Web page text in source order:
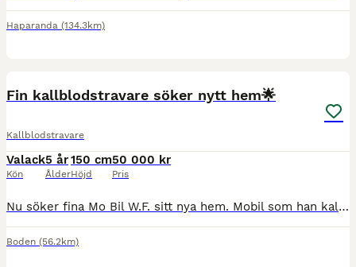
Haparanda (134.3km)
Fin kallblodstravare söker nytt hem🌟
Kallblodstravare
Valack
Kön
5 år
Ålder
150 cm
Höjd
50 000 kr
Pris
Nu söker fina Mo Bil W.F. sitt nya hem. Mobil som han kallas är kallblodstravare född 2021, ca 150cm i mkh. Han är trafiksäker och snäll i all hantering. Han kan galoppskänkel, går i enklare skolo
Boden (56.2km)